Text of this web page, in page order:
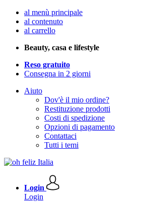
al menù principale
al contenuto
al carrello
Beauty, casa e lifestyle
Reso gratuito
Consegna in 2 giorni
Aiuto
Dov'è il mio ordine?
Restituzione prodotti
Costi di spedizione
Opzioni di pagamento
Contattaci
Tutti i temi
Login
Login